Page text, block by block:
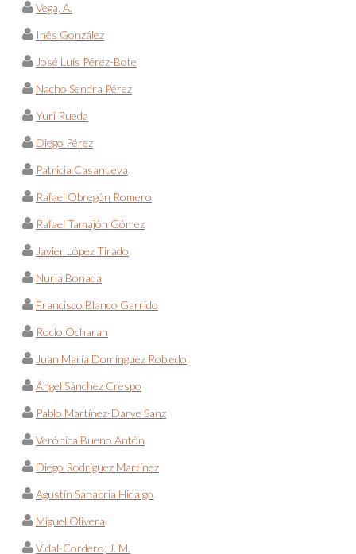
Vega, A.
Inés González
José Luís Pérez-Bote
Nacho Sendra Pérez
Yuri Rueda
Diego Pérez
Patricia Casanueva
Rafael Obregón Romero
Rafael Tamajón Gómez
Javier López Tirado
Nuria Bonada
Francisco Blanco Garrido
Rocío Ocharan
Juan María Domínguez Robledo
Ángel Sánchez Crespo
Pablo Martínez-Darve Sanz
Verónica Bueno Antón
Diego Rodríguez Martínez
Agustín Sanabria Hidalgo
Miguel Olivera
Vidal-Cordero, J. M.